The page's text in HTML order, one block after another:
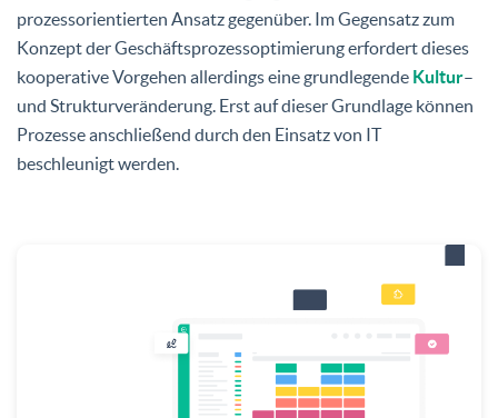
prozessorientierten Ansatz gegenüber. Im Gegensatz zum
Konzept der Geschäftsprozessoptimierung erfordert dieses
kooperative Vorgehen allerdings eine grundlegende Kultur–
und Strukturveränderung. Erst auf dieser Grundlage können
Prozesse anschließend durch den Einsatz von IT
beschleunigt werden.